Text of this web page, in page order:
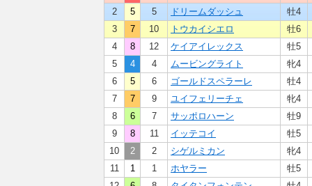
2
5 5 ドリームダッシュ
牡4
3
7 10 トウカイシエロ
牡6
4
8 12 ケイアイレックス
牡5
5
4 4 ムービングライト
牝4
6
5 6 ゴールドスペラーレ
牡4
7
7 9 ユイフェリーチェ
牝4
8
6 7 サッポロハーン
牡9
9
8 11 イッテコイ
牡5
10
2 2 シゲルミカン
牝4
11
1 1 ホヤラー
牡5